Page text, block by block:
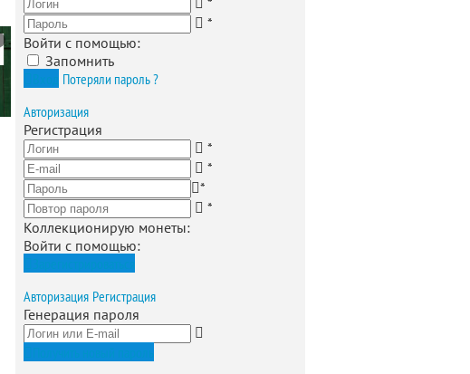
*
Войти с помощью:
Запомнить
Потеряли пароль ?
Авторизация
Регистрация
*
*
*
*
Коллекционирую монеты:
Войти с помощью:
Авторизация Регистрация
Генерация пароля